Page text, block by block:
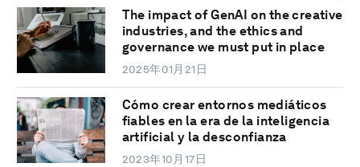
The impact of GenAI on the creative
industries, and the ethics and
governance we must put in place
2025年01月21日
Cómo crear entornos mediáticos
fiables en la era de la inteligencia
artificial y la desconfianza
2023年10月17日